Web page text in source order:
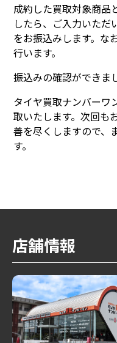
成約した買取対象商品
したら、ご入力いただ
をお振込みします。な
行います。
振込みの確認ができま
タイヤ買取ナンバーワ
取いたします。次回も
善を尽くしますので、
す。
店舗情報